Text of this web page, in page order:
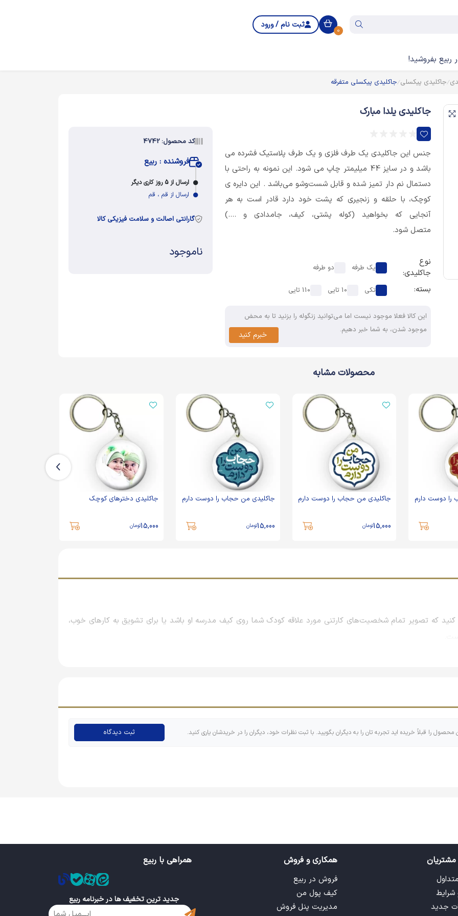
0
ثبت نام / ورود
ربیع بفروشید!
جاکلیدی پیکسلی جاکلیدی پیکسلی متفرقه
جاکلیدی یلدا مبارک
جنس این جاکلیدی یک طرف فلزی و یک طرف پلاستیک فشرده می
باشد و در سایز 44 میلیمتر چاپ می شود. این نمونه به راحتی با
دستمال نم دار تمیز شده و قابل شست‌وشو می‌باشد . این دایره ی
کوچک، با حلقه و زنجیری که پشت خود دارد قادر است به هر
آنجایی که بخواهید (کوله پشتی، کیف، جامدادی و ....)
متصل شود.
نوع
جاکلیدی:
یک طرفه دو طرفه
بسته: تکی 10 تایی 110 تایی
این کالا فعلا موجود نیست اما می‌توانید زنگوله را بزنید تا به محض
موجود شدن، به شما خبر دهیم.
خبرم کنید
کد محصول: 4742
فروشنده : ربیع
ارسال از 5 روز کاری دیگر
ارسال از قم ، قم
گارانتی اصالت و سلامت فیزیکی کالا
ناموجود
محصولات مشابه
را دوست دارم جاکلیدی من حجاب را دوست دارم
15,000تومان
جاکلیدی من حجاب را دوست دارم
15,000تومان
جاکلیدی دخترهای کوچک
15,000تومان
که تصویر تمام شخصیت‌های کارتنی مورد علاقه کودک شما روی کیف مدرسه او باشد یا برای تشویق به کارهای خوب،
که اندازه‌های کوچک و بزرگ و گاهی مربع و مستطیل دارد که البته مثل پیکسل دایره‌ای محبوب نیستند و چه از نظر
تشکیل شده است! با وجود اینکه جاکلیدی ها کابرهای زیاد و مهم دارند، اما این محصول بسیار با صرفه بوده و
محصول را قبلاً خریده اید تجربه تان را به دیگران بگویید. با ثبت نظرات خود، دیگران را در خریدشان یاری کنید. ثبت دیدگاه
شرایط
جدید
همکاری و فروش
فروش در ربیع
کیف پول من
مدیریت پنل فروش
همراهی با ربیع
جدید ترین تخفیف ها در خبرنامه ربیع